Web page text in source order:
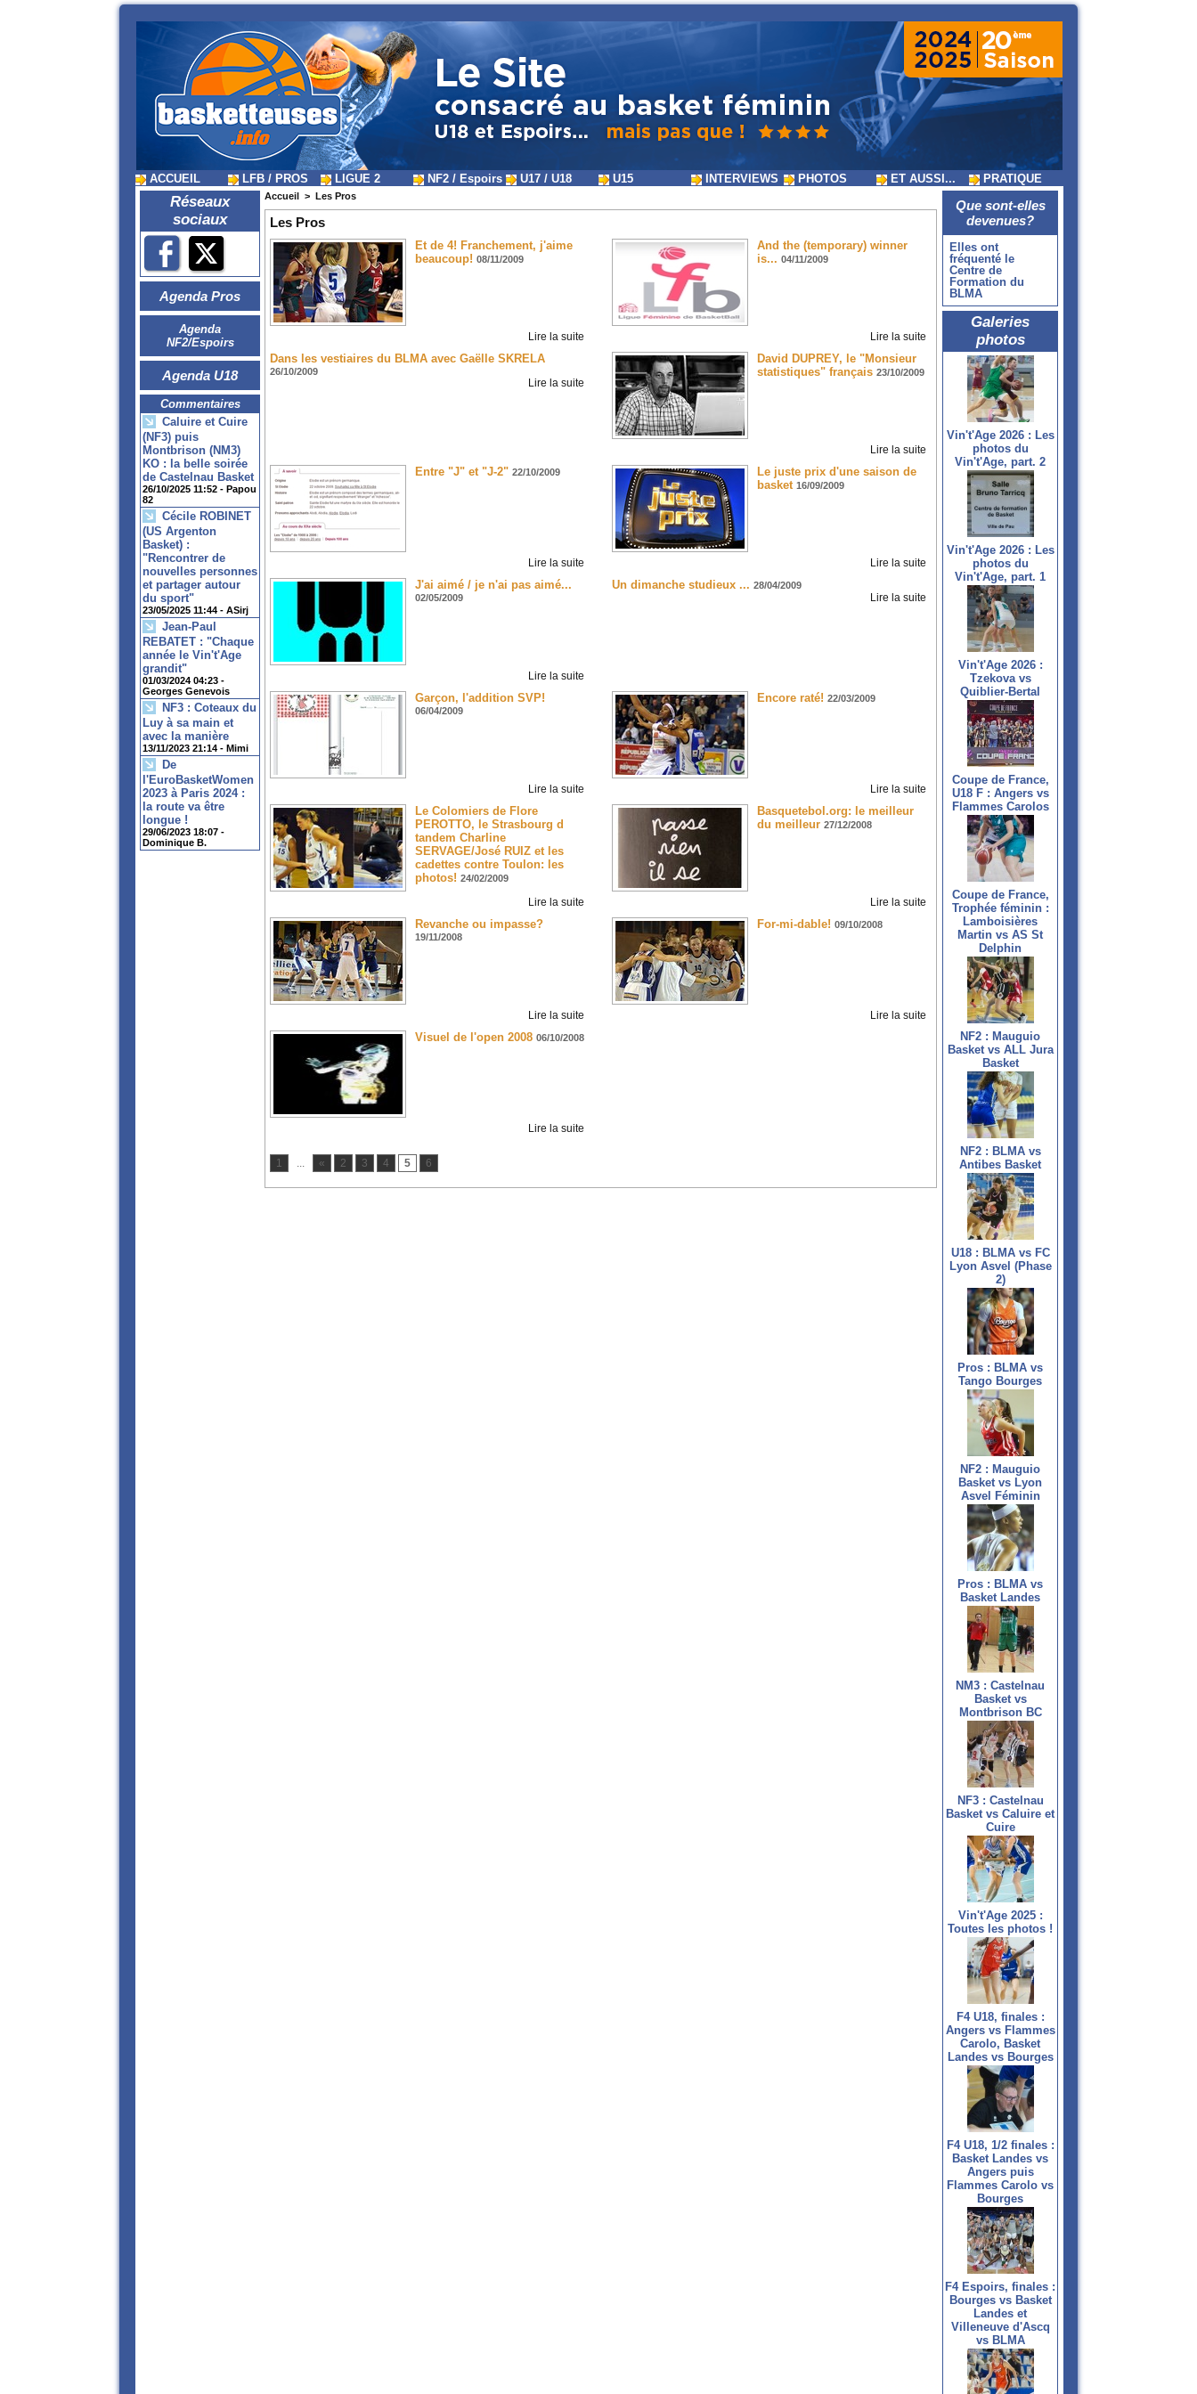
ACCUEIL LFB / PROS LIGUE 2 NF2 / Espoirs U17 / U18 U15 INTERVIEWS PHOTOS ET AUSSI... PRATIQUE
Réseaux
sociaux
Agenda Pros
Agenda
NF2/Espoirs
Agenda U18
Commentaires
Caluire et Cuire
(NF3) puis
Montbrison (NM3)
KO : la belle soirée
de Castelnau Basket
26/10/2025 11:52 - Papou
82
Cécile ROBINET
(US Argenton
Basket) :
"Rencontrer de
nouvelles personnes
et partager autour
du sport"
23/05/2025 11:44 - ASirj
Jean-Paul
REBATET : "Chaque
année le Vin't'Age
grandit"
01/03/2024 04:23 -
Georges Genevois
NF3 : Coteaux du
Luy à sa main et
avec la manière
13/11/2023 21:14 - Mimi
De
l'EuroBasketWomen
2023 à Paris 2024 :
la route va être
longue !
29/06/2023 18:07 -
Dominique B.
Accueil > Les Pros
Les Pros
Et de 4! Franchement, j'aime
beaucoup! 08/11/2009
Lire la suite
And the (temporary) winner
is... 04/11/2009
Lire la suite
Dans les vestiaires du BLMA avec Gaëlle SKRELA
26/10/2009
Lire la suite
David DUPREY, le "Monsieur
statistiques" français 23/10/2009
Lire la suite
Entre "J" et "J-2" 22/10/2009
Lire la suite
Le juste prix d'une saison de
basket 16/09/2009
Lire la suite
J'ai aimé / je n'ai pas aimé...
02/05/2009
Lire la suite
Un dimanche studieux ... 28/04/2009
Lire la suite
Garçon, l'addition SVP!
06/04/2009
Lire la suite
Encore raté! 22/03/2009
Lire la suite
Le Colomiers de Flore
PEROTTO, le Strasbourg d
tandem Charline
SERVAGE/José RUIZ et les
cadettes contre Toulon: les
photos! 24/02/2009
Lire la suite
Basquetebol.org: le meilleur
du meilleur 27/12/2008
Lire la suite
Revanche ou impasse?
19/11/2008
Lire la suite
For-mi-dable! 09/10/2008
Lire la suite
Visuel de l'open 2008 06/10/2008
Lire la suite
1 ... « 2 3 4 5 6
Que sont-elles
devenues?
Elles ont
fréquenté le
Centre de
Formation du
BLMA
Galeries
photos
Vin't'Age 2026 : Les
photos du
Vin't'Age, part. 2
Vin't'Age 2026 : Les
photos du
Vin't'Age, part. 1
Vin't'Age 2026 :
Tzekova vs
Quiblier-Bertal
Coupe de France,
U18 F : Angers vs
Flammes Carolos
Coupe de France,
Trophée féminin :
Lamboisières
Martin vs AS St
Delphin
NF2 : Mauguio
Basket vs ALL Jura
Basket
NF2 : BLMA vs
Antibes Basket
U18 : BLMA vs FC
Lyon Asvel (Phase
2)
Pros : BLMA vs
Tango Bourges
NF2 : Mauguio
Basket vs Lyon
Asvel Féminin
Pros : BLMA vs
Basket Landes
NM3 : Castelnau
Basket vs
Montbrison BC
NF3 : Castelnau
Basket vs Caluire et
Cuire
Vin't'Age 2025 :
Toutes les photos !
F4 U18, finales :
Angers vs Flammes
Carolo, Basket
Landes vs Bourges
F4 U18, 1/2 finales :
Basket Landes vs
Angers puis
Flammes Carolo vs
Bourges
F4 Espoirs, finales :
Bourges vs Basket
Landes et
Villeneuve d'Ascq
vs BLMA